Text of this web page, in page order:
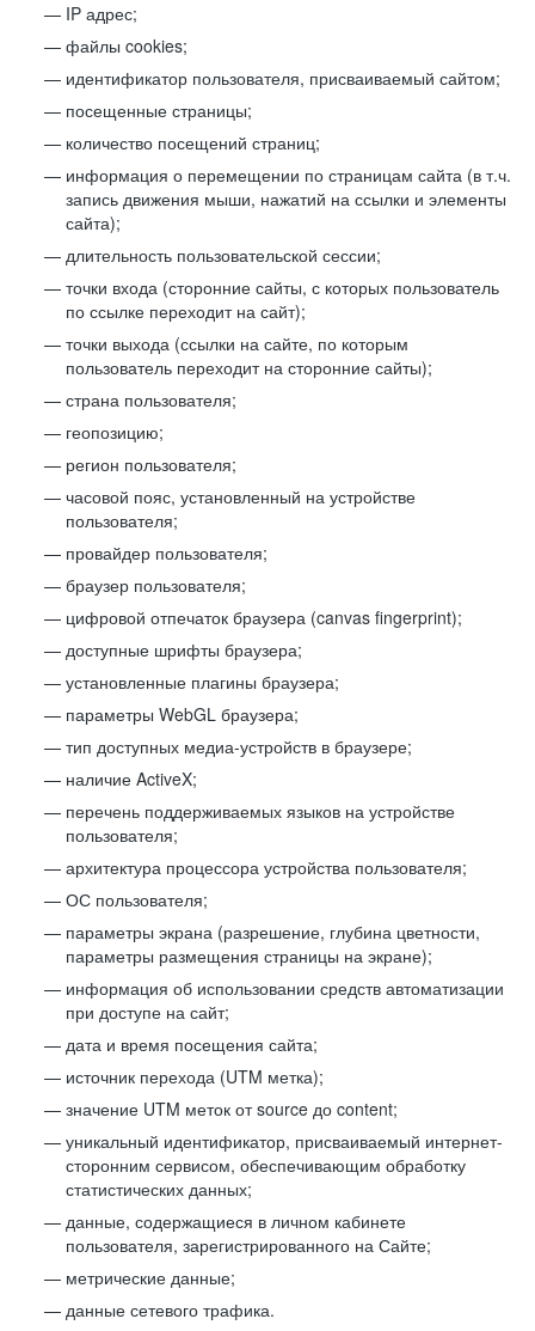
IP адрес;
файлы cookies;
идентификатор пользователя, присваиваемый сайтом;
посещенные страницы;
количество посещений страниц;
информация о перемещении по страницам сайта (в т.ч.
запись движения мыши, нажатий на ссылки и элементы
сайта);
длительность пользовательской сессии;
точки входа (сторонние сайты, с которых пользователь
по ссылке переходит на сайт);
точки выхода (ссылки на сайте, по которым
пользователь переходит на сторонние сайты);
страна пользователя;
геопозицию;
регион пользователя;
часовой пояс, установленный на устройстве
пользователя;
провайдер пользователя;
браузер пользователя;
цифровой отпечаток браузера (canvas fingerprint);
доступные шрифты браузера;
установленные плагины браузера;
параметры WebGL браузера;
тип доступных медиа-устройств в браузере;
наличие ActiveX;
перечень поддерживаемых языков на устройстве
пользователя;
архитектура процессора устройства пользователя;
ОС пользователя;
параметры экрана (разрешение, глубина цветности,
параметры размещения страницы на экране);
информация об использовании средств автоматизации
при доступе на сайт;
дата и время посещения сайта;
источник перехода (UTM метка);
значение UTM меток от source до content;
уникальный идентификатор, присваиваемый интернет-
сторонним сервисом, обеспечивающим обработку
статистических данных;
данные, содержащиеся в личном кабинете
пользователя, зарегистрированного на Сайте;
метрические данные;
данные сетевого трафика.